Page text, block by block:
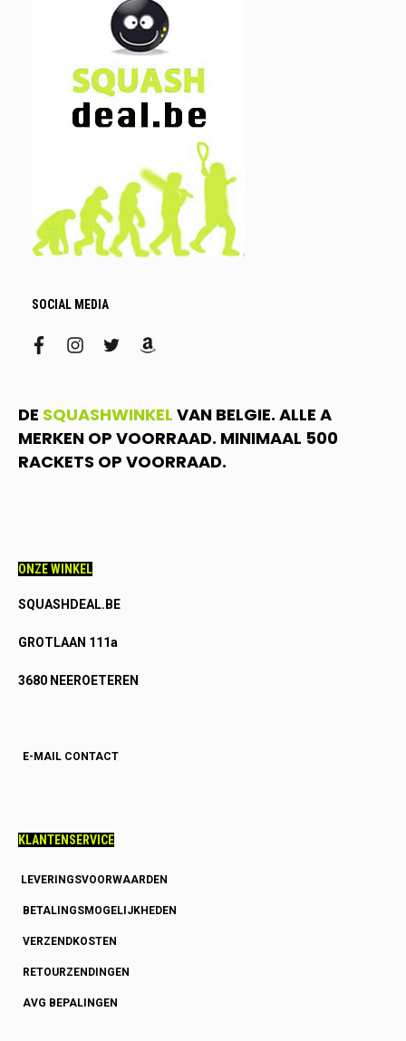
SOCIAL MEDIA
facebookinstagram
twitteramazon
DE SQUASHWINKEL VAN BELGIE. ALLE A
MERKEN OP VOORRAAD. MINIMAAL 500
RACKETS OP VOORRAAD.
ONZE WINKEL
SQUASHDEAL.BE
GROTLAAN 111a
3680 NEEROETEREN
E-MAIL CONTACT
KLANTENSERVICE
LEVERINGSVOORWAARDEN
BETALINGSMOGELIJKHEDEN
VERZENDKOSTEN
RETOURZENDINGEN
AVG BEPALINGEN